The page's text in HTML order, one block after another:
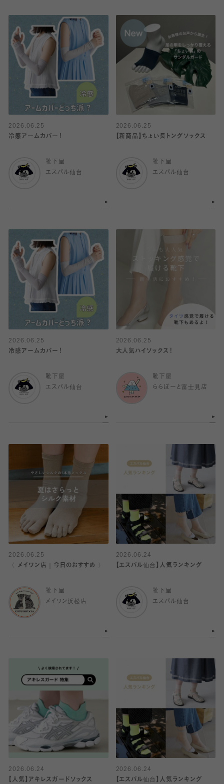
2026.06.25
冷感アームカバー！
靴下屋
エスパル仙台
2026.06.25
【新商品】ちょい長トングソックス
靴下屋
エスパル仙台
2026.06.25
冷感アームカバー！
靴下屋
エスパル仙台
2026.06.25
大人気ハイソックス！
靴下屋
ららぽーと富士見店
2026.06.25
〈 メイワン店｜今日のおすすめ 〉
靴下屋
メイワン浜松店
2026.06.24
【エスパル仙台】人気ランキング
靴下屋
エスパル仙台
2026.06.24
【人気】アキレスガードソックス
2026.06.24
【エスパル仙台】人気ランキング